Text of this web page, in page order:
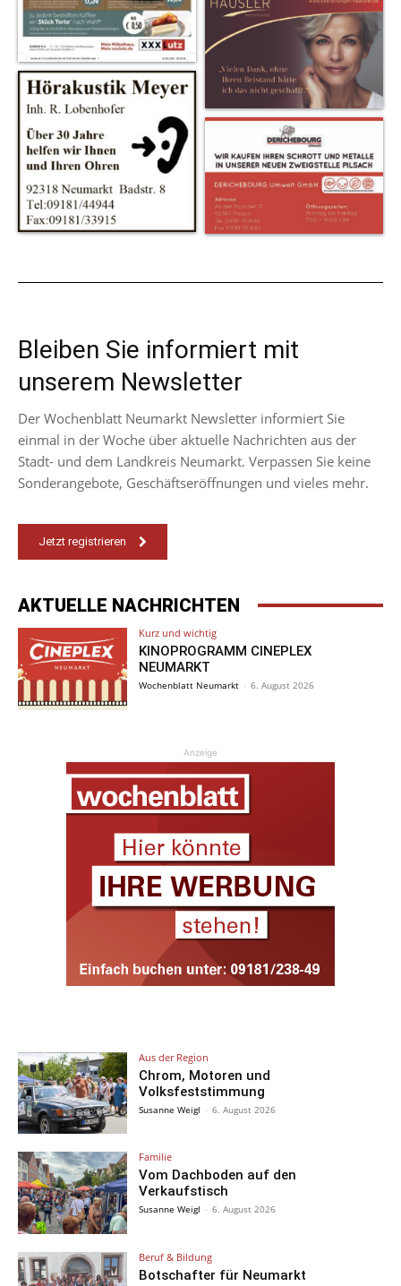
Bleiben Sie informiert mit
unserem Newsletter
Der Wochenblatt Neumarkt Newsletter informiert Sie
einmal in der Woche über aktuelle Nachrichten aus der
Stadt- und dem Landkreis Neumarkt. Verpassen Sie keine
Sonderangebote, Geschäftseröffnungen und vieles mehr.
Jetzt registrieren
AKTUELLE NACHRICHTEN
Kurz und wichtig
KINOPROGRAMM CINEPLEX
NEUMARKT
Wochenblatt Neumarkt - 6. August 2026
Anzeige
Aus der Region
Chrom, Motoren und
Volksfeststimmung
Susanne Weigl - 6. August 2026
Familie
Vom Dachboden auf den
Verkaufstisch
Susanne Weigl - 6. August 2026
Beruf & Bildung
Botschafter für Neumarkt